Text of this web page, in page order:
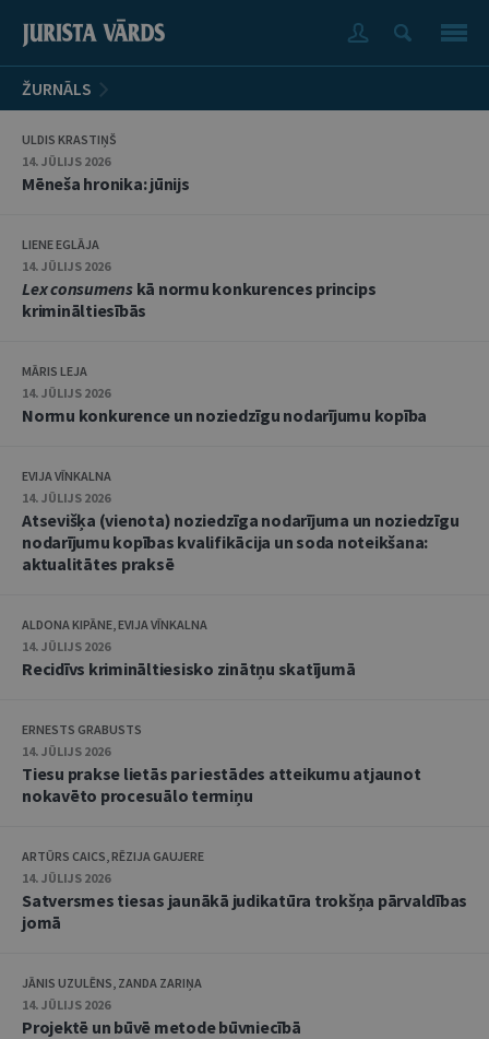
ŽURNĀLS
ULDIS KRASTIŅŠ
14. JŪLIJS 2026
Mēneša hronika: jūnijs
LIENE EGLĀJA
14. JŪLIJS 2026
Lex consumenskā normu konkurences princips
krimināltiesībās
MĀRIS LEJA
14. JŪLIJS 2026
Normu konkurence un noziedzīgu nodarījumu kopība
EVIJA VĪNKALNA
14. JŪLIJS 2026
Atsevišķa (vienota) noziedzīga nodarījuma un noziedzīgu
nodarījumu kopības kvalifikācija un soda noteikšana:
aktualitātes praksē
ALDONA KIPĀNE, EVIJA VĪNKALNA
14. JŪLIJS 2026
Recidīvs krimināltiesisko zinātņu skatījumā
ERNESTS GRABUSTS
14. JŪLIJS 2026
Tiesu prakse lietās par iestādes atteikumu atjaunot
nokavēto procesuālo termiņu
ARTŪRS CAICS, RĒZIJA GAUJERE
14. JŪLIJS 2026
Satversmes tiesas jaunākā judikatūra trokšņa pārvaldības
jomā
JĀNIS UZULĒNS, ZANDA ZARIŅA
14. JŪLIJS 2026
Projektē un būvē metode būvniecībā